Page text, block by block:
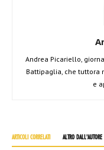
Andrea Picariello,
Battipaglia, che tuttora
e
ARTICOLI CORRELATI ALTRO DALL'AUTORE